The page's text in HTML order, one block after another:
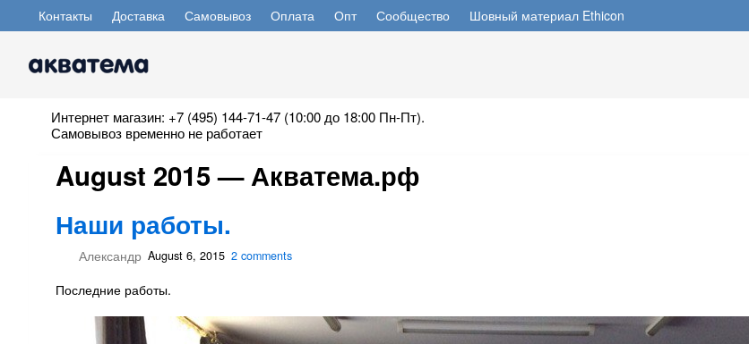
Контакты Доставка Самовывоз Оплата Опт Сообщество Шовный материал Ethicon
Интернет магазин: +7 (495) 144-71-47 (10:00 до 18:00 Пн-Пт).
Самовывоз временно не работает
August 2015 — Акватема.рф
Наши работы.
Александр August 6, 2015 2 comments
Последние работы.